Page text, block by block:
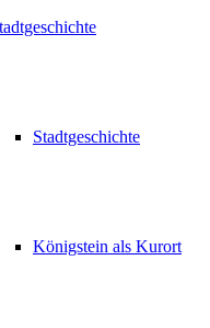
Stadtgeschichte
Königstein als Kurort